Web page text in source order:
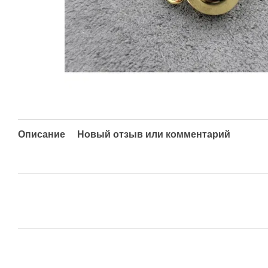
Описание Новый отзыв или комментарий